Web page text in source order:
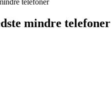
telefoner
mindre telefoner